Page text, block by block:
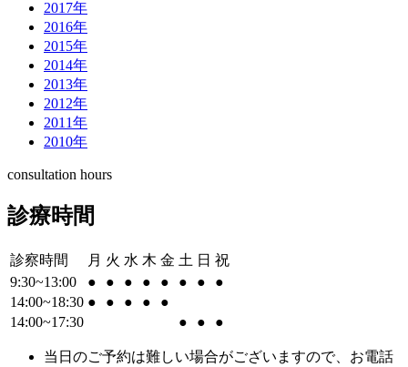
2017年
2016年
2015年
2014年
2013年
2012年
2011年
2010年
consultation hours
診療時間
診察時間 月 火 水 木 金 土 日 祝
9:30~13:00
● ● ● ● ● ● ●
●
14:00~18:30 ● ● ● ●
●
14:00~17:30
● ● ●
当日のご予約は難しい場合がございますので、お電話